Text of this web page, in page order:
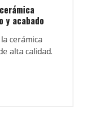
y acabado
cerámica
alta calidad.